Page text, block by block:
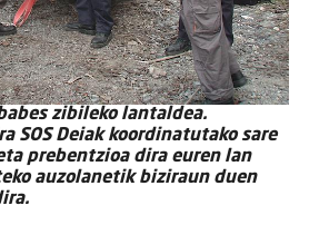
zibileko lantaldea.
SOS Deiak koordinatutako sare
prebentzioa dira euren lan
auzolanetik biziraun duen